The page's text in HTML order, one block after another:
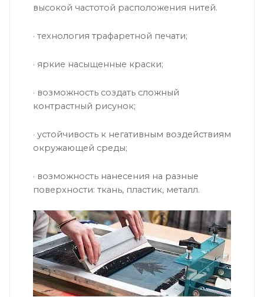
высокой частотой расположения нитей.
· технология трафаретной печати;
· яркие насыщенные краски;
· возможность создать сложный
контрастный рисунок;
· устойчивость к негативным воздействиям
окружающей среды;
· возможность нанесения на разные
поверхности: ткань, пластик, металл.